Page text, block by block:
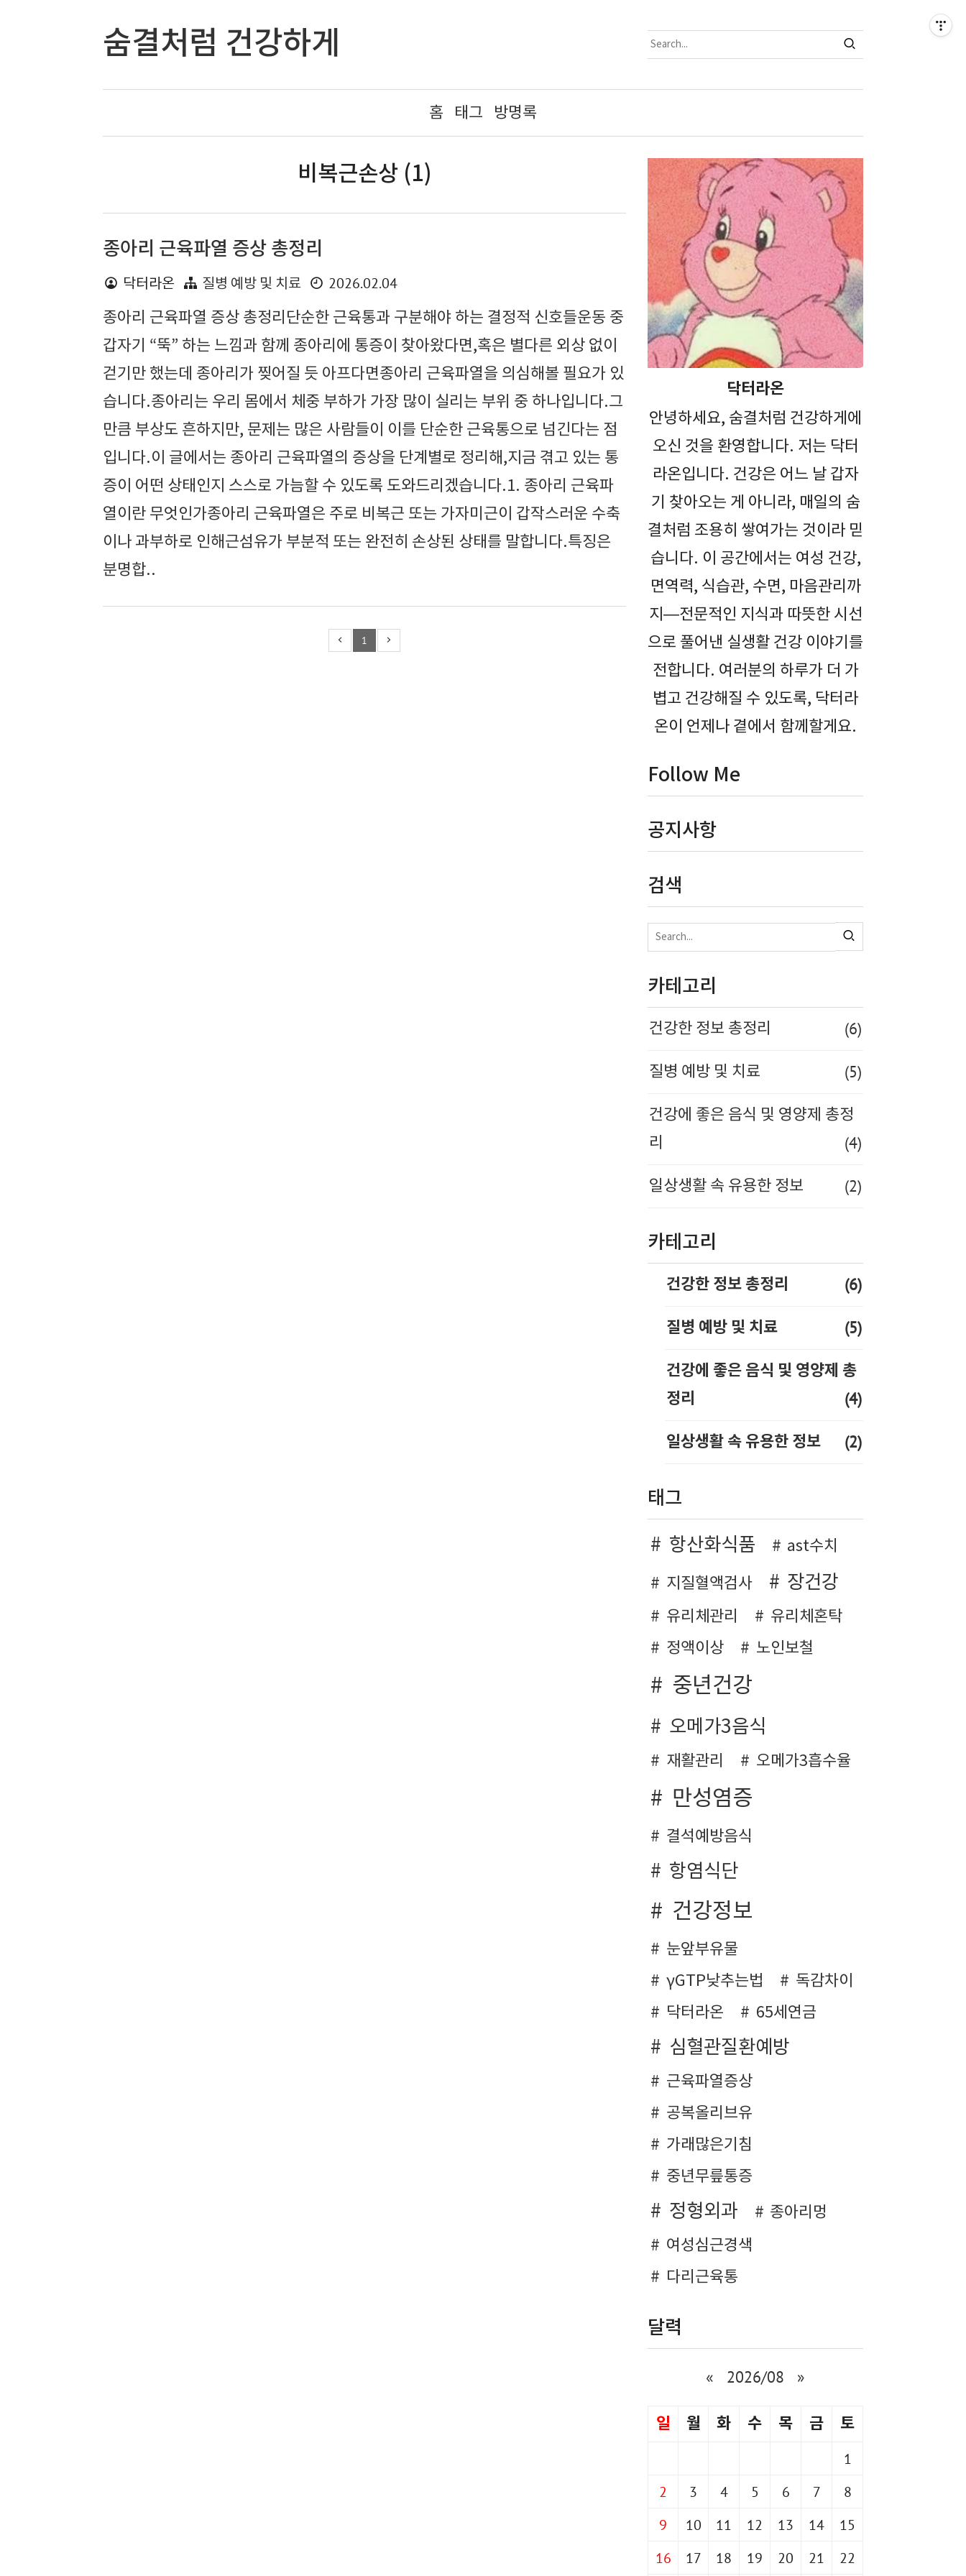
숨결처럼 건강하게
홈 태그 방명록
비복근손상 (1)
종아리 근육파열 증상 총정리
닥터라온 질병 예방 및 치료
2026.02.04
종아리 근육파열 증상 총정리단순한 근육통과 구분해야 하는 결정적 신호들운동 중
갑자기 “뚝” 하는 느낌과 함께 종아리에 통증이 찾아왔다면,혹은 별다른 외상 없이
걷기만 했는데 종아리가 찢어질 듯 아프다면종아리 근육파열을 의심해볼 필요가 있
습니다.종아리는 우리 몸에서 체중 부하가 가장 많이 실리는 부위 중 하나입니다.그
만큼 부상도 흔하지만, 문제는 많은 사람들이 이를 단순한 근육통으로 넘긴다는 점
입니다.이 글에서는 종아리 근육파열의 증상을 단계별로 정리해,지금 겪고 있는 통
증이 어떤 상태인지 스스로 가늠할 수 있도록 도와드리겠습니다.1. 종아리 근육파
열이란 무엇인가종아리 근육파열은 주로 비복근 또는 가자미근이 갑작스러운 수축
이나 과부하로 인해근섬유가 부분적 또는 완전히 손상된 상태를 말합니다.특징은
분명합..
1
닥터라온
안녕하세요, 숨결처럼 건강하게에
오신 것을 환영합니다. 저는 닥터
라온입니다. 건강은 어느 날 갑자
기 찾아오는 게 아니라, 매일의 숨
결처럼 조용히 쌓여가는 것이라 믿
습니다. 이 공간에서는 여성 건강,
면역력, 식습관, 수면, 마음관리까
지—전문적인 지식과 따뜻한 시선
으로 풀어낸 실생활 건강 이야기를
전합니다. 여러분의 하루가 더 가
볍고 건강해질 수 있도록, 닥터라
온이 언제나 곁에서 함께할게요.
Follow Me
공지사항
검색
카테고리
건강한 정보 총정리 (6)
질병 예방 및 치료 (5)
건강에 좋은 음식 및 영양제 총정
리
(4)
일상생활 속 유용한 정보 (2)
카테고리
건강한 정보 총정리 (6)
질병 예방 및 치료 (5)
건강에 좋은 음식 및 영양제 총
정리
(4)
일상생활 속 유용한 정보 (2)
태그
항산화식품 ast수치
지질혈액검사 장건강
유리체관리
유리체혼탁
정액이상
노인보철
중년건강
오메가3음식
재활관리 오메가3흡수율
만성염증
결석예방음식
항염식단
건강정보
눈앞부유물
γGTP낮추는법
독감차이
닥터라온
65세연금
심혈관질환예방
근육파열증상
공복올리브유
가래많은기침
중년무릎통증
정형외과
종아리멍
여성심근경색
다리근육통
달력
« 2026/08 »
일 월 화 수 목 금 토
1
2
3 4 5 6 7
8
9
10 11 12 13 14
15
16
17 18 19 20 21 22